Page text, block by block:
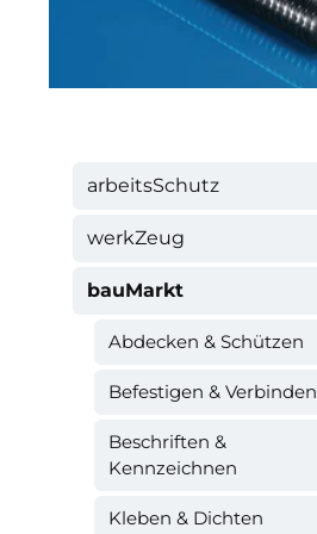
arbeitsSchutz
werkZeug
bauMarkt
Abdecken & Schützen
Befestigen & Verbinden
Beschriften &
Kennzeichnen
Kleben & Dichten